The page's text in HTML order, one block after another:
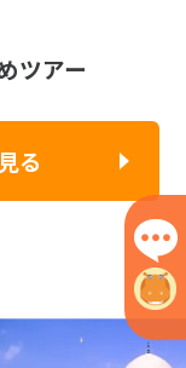
ツアー
る